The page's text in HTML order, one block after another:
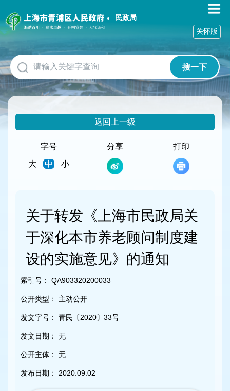
障
碍
作
说
明
跳
到
网
民政局
搜一下
关怀版
返回上一级
字号
大
中 小
分享 打印
关于转发《上海市民政局关
于深化本市养老顾问制度建
设的实施意见》的通知
索引号： QA903320200033
公开类型： 主动公开
发文字号： 青民〔2020〕33号
发文日期： 无
公开主体： 无
发布日期： 2020.09.02